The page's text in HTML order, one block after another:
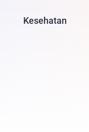
Kesehatan